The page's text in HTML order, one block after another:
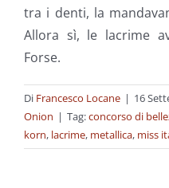
tra i denti, la
Allora sì, le lacrime
Forse.
Di Francesco Locane | 16
Onion | Tag:concorso di
korn, lacrime, metallica, miss